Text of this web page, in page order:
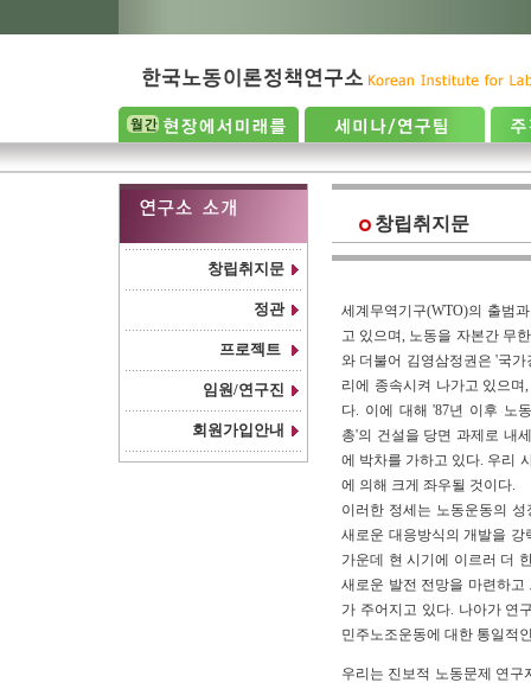
창립취지문
정관
프로젝트
임원/연구진
회원가입안내
창립취지문
세계무역기구(WTO)의 출범
고 있으며, 노동을 자본간 무
와 더불어 김영삼정권은 '국
리에 종속시켜 나가고 있으
다. 이에 대해 '87년 이후 노
총'의 건설을 당면 과제로 내
에 박차를 가하고 있다. 우리
에 의해 크게 좌우될 것이다.
이러한 정세는 노동운동의
새로운 대응방식의 개발을
가운데 현 시기에 이르러 더
새로운 발전 전망을 마련하
가 주어지고 있다. 나아가 연
민주노조운동에 대한 통일적
우리는 진보적 노동문제 연